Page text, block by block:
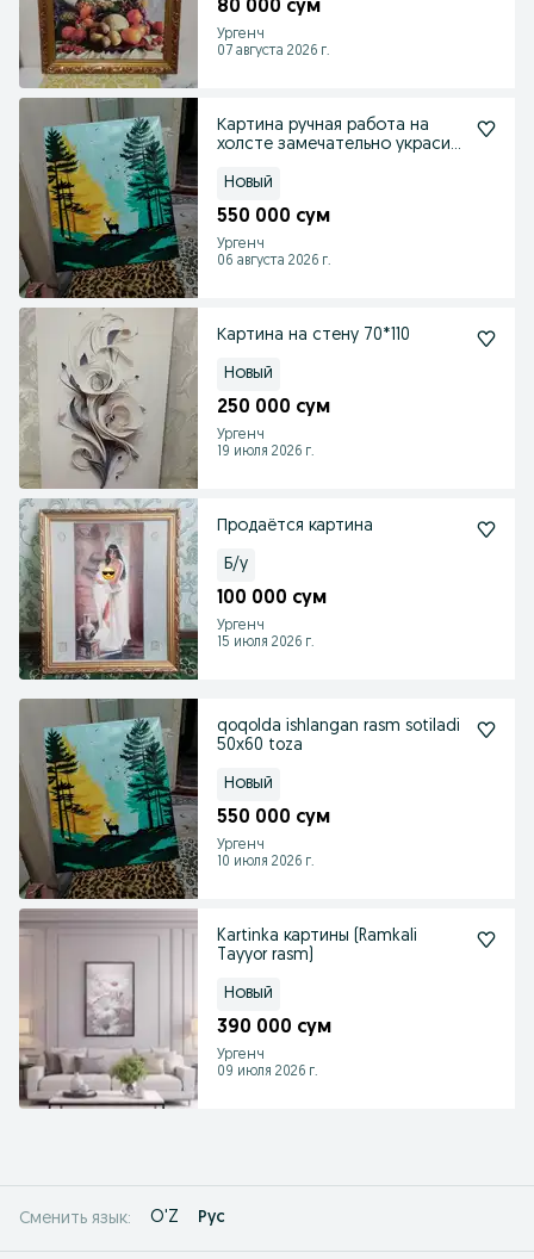
80 000 сум
Ургенч
07 августа 2026 г.
Картина ручная работа на
холсте замечательно украсит
Новый
550 000 сум
Ургенч
06 августа 2026 г.
Картина на стену 70*110
Новый
250 000 сум
Ургенч
19 июля 2026 г.
Продаётся картина
Б/у
100 000 сум
Ургенч
15 июля 2026 г.
qoqolda ishlangan rasm sotiladi
50х60 toza
Новый
550 000 сум
Ургенч
10 июля 2026 г.
Kartinka картины (Ramkali
Tayyor rasm)
Новый
390 000 сум
Ургенч
09 июля 2026 г.
Сменить язык: O'Z Рус